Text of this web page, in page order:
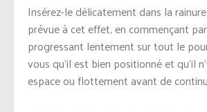
Insérez-le délicatement dans la
prévue à cet effet, en commençant
progressant lentement sur tout le
vous qu’il est bien positionné et qu’il
espace ou flottement avant de